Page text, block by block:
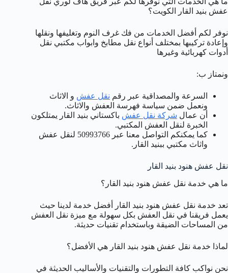
عفش بنيد القار الكويت؟
نوفر لكم أفضل الخدمات من فك غرف النوم وتغليفها ونقلها
وإعادة تركيبها بمختلف أنواع نقل مطابخ وابواب مكتبي نقل
أدوات كهربائية وغيرها
ونمتاز ب:
السرعة والمصداقية عبر رقم نقل عفش و الاثاث
ونعمل ضمن سياسة فهرسة العفش والاثاث.
أن عمال شركة نقل عفش باكستاني بنيد القار يمتلكون
الخبرة لنقل العفش المكتبي.
كما يمكنكم التواصل معنا عبر 50993766 لنقل عفش
واثاث مكتبي ببنيد القار.
نقل عفش هنود بنيد القار
ما هي خدمة نقل عفش هنود بنيد القار؟
تعد خدمة نقل عفش هنود بنيد القار أفضل خدمة لدينا حيث
يعمل فريقنا في نقل العفش بكل سهولة مع ميزة نقل العفش
من المساحات الضيقة وباستخدام تقنيات حديثة.
لماذا خدمة نقل عفش هنود بنيد القار هي الأفضل؟
نحن نواكب كافة التطورات والتقنيات والأساليب الحديثة في